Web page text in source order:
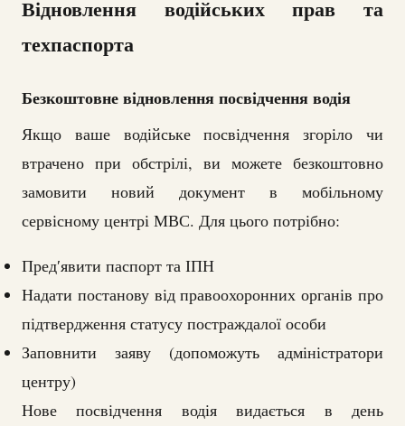
Відновлення водійських прав та
техпаспорта
Безкоштовне відновлення посвідчення водія
Якщо ваше водійське посвідчення згоріло чи
втрачено при обстрілі, ви можете безкоштовно
замовити новий документ в мобільному
сервісному центрі МВС. Для цього потрібно:
Предʹявити паспорт та ІПН
Надати постанову від правоохоронних органів про
підтвердження статусу постраждалої особи
Заповнити заяву (допоможуть адміністратори
центру)
Нове посвідчення водія видається в день